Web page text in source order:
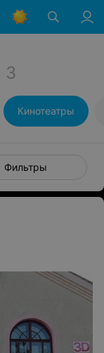
3
Кинотеатры
Фильтры